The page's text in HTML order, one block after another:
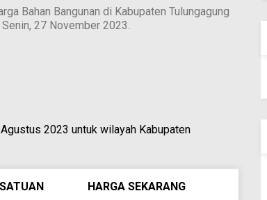
Bahan Bangunan di Kabupaten Tulungagung
Senin, 27 November 2023.
2023 untuk wilayah Kabupaten
SATUAN HARGA SEKARANG